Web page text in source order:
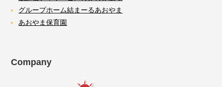
グループホーム結まーるあおやま
あおやま保育園
Company